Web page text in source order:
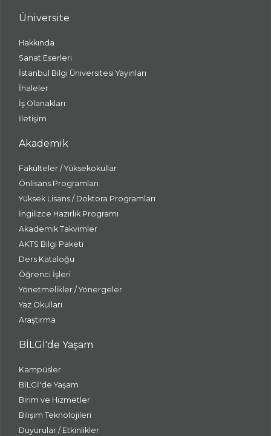
Üniversite
Hakkında
Sanat Eserleri
İstanbul Bilgi Üniversitesi Yayınları
İhaleler
İş Olanakları
İletişim
Akademik
Fakülteler / Yüksekokullar
Önlisans Programları
Yüksek Lisans / Doktora Programları
İngilizce Hazırlık Programı
Akademik Takvimler
AKTS Bilgi Paketi
Ders Kataloğu
Öğrenci İşleri
Yönetmelikler / Yönergeler
Yaz Okulları
Araştırma
BİLGİ'de Yaşam
Kampüsler
BİLGİ'de Yaşam
Birim ve Hizmetler
Bilişim Teknolojileri
Duyurular / Etkinlikler